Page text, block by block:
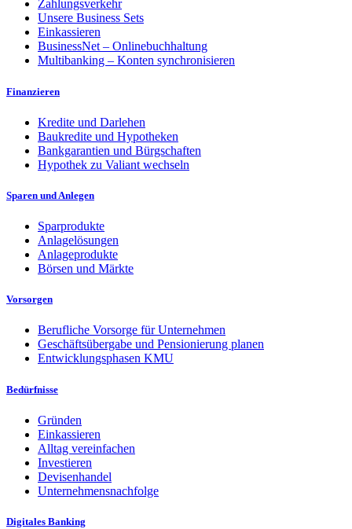
Zahlungsverkehr
Unsere Business Sets
Einkassieren
BusinessNet – Onlinebuchhaltung
Multibanking – Konten synchronisieren
Finanzieren
Kredite und Darlehen
Baukredite und Hypotheken
Bankgarantien und Bürgschaften
Hypothek zu Valiant wechseln
Sparen und Anlegen
Sparprodukte
Anlagelösungen
Anlageprodukte
Börsen und Märkte
Vorsorgen
Berufliche Vorsorge für Unternehmen
Geschäftsübergabe und Pensionierung planen
Entwicklungsphasen KMU
Bedürfnisse
Gründen
Einkassieren
Alltag vereinfachen
Investieren
Devisenhandel
Unternehmensnachfolge
Digitales Banking